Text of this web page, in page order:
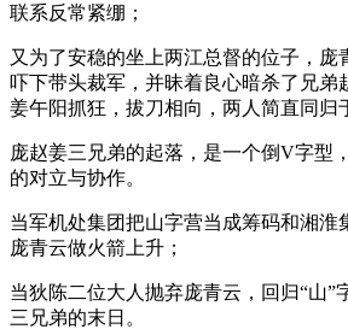
联系反常紧绷；
又为了安稳的坐上两江总督的位子，庞
吓下带头裁军，并昧着良心暗杀了兄弟
姜午阳抓狂，拔刀相向，两人简直同归
庞赵姜三兄弟的起落，是一个倒V字型
的对立与协作。
当军机处集团把山字营当成筹码和湘淮
庞青云做火箭上升；
当狄陈二位大人抛弃庞青云，回归“山”
三兄弟的末日。